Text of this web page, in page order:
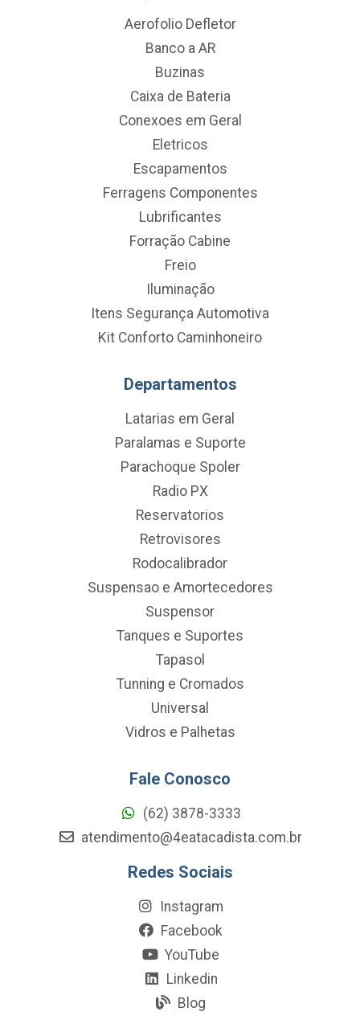
Aerofolio Defletor
Banco a AR
Buzinas
Caixa de Bateria
Conexoes em Geral
Eletricos
Escapamentos
Ferragens Componentes
Lubrificantes
Forração Cabine
Freio
Iluminação
Itens Segurança Automotiva
Kit Conforto Caminhoneiro
Departamentos
Latarias em Geral
Paralamas e Suporte
Parachoque Spoler
Radio PX
Reservatorios
Retrovisores
Rodocalibrador
Suspensao e Amortecedores
Suspensor
Tanques e Suportes
Tapasol
Tunning e Cromados
Universal
Vidros e Palhetas
Fale Conosco
(62) 3878-3333
atendimento@4eatacadista.com.br
Redes Sociais
Instagram
Facebook
YouTube
Linkedin
Blog